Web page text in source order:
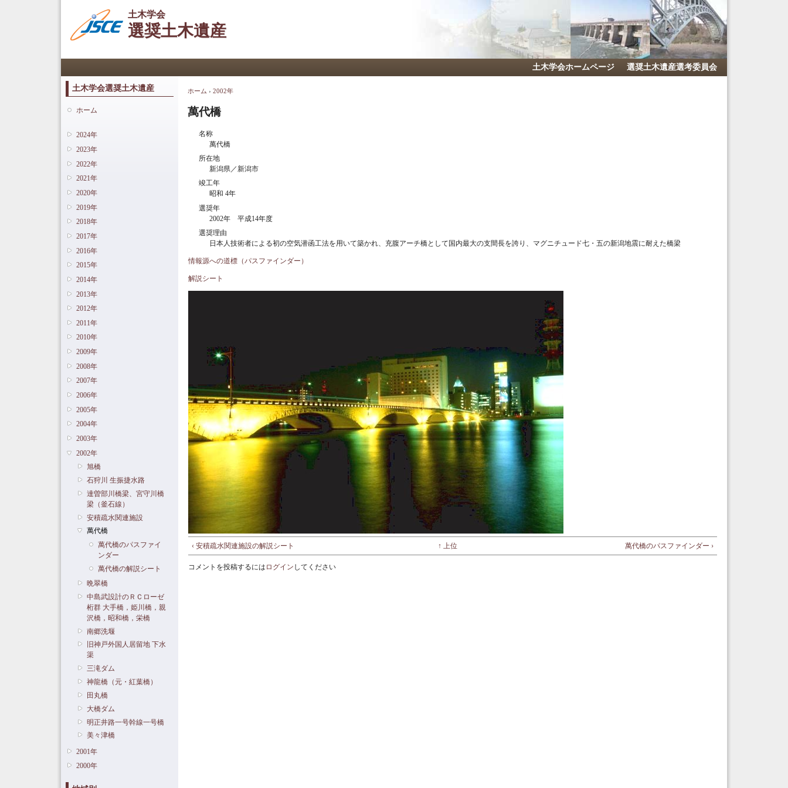
土木学会
選奨土木遺産
土木学会ホームページ 選奨土木遺産選考委員会
土木学会選奨土木遺産
ホーム
2024年
2023年
2022年
2021年
2020年
2019年
2018年
2017年
2016年
2015年
2014年
2013年
2012年
2011年
2010年
2009年
2008年
2007年
2006年
2005年
2004年
2003年
2002年
旭橋
石狩川 生振捷水路
達曽部川橋梁、宮守川橋
梁（釜石線）
安積疏水関連施設
萬代橋
萬代橋のパスファイ
ンダー
萬代橋の解説シート
晩翠橋
中島武設計のＲＣローゼ
桁群 大手橋，姫川橋，親
沢橋，昭和橋，栄橋
南郷洗堰
旧神戸外国人居留地 下水
渠
三滝ダム
神龍橋（元・紅葉橋）
田丸橋
大橋ダム
明正井路一号幹線一号橋
美々津橋
2001年
2000年
現在地
ホーム › 2002年
萬代橋
名称
萬代橋
所在地
新潟県／新潟市
竣工年
昭和 4年
選奨年
2002年 平成14年度
選奨理由
日本人技術者による初の空気潜函工法を用いて築かれ、充腹アーチ橋として国内最大の支間長を誇り、マグニチュード七・五の新潟地震に耐えた橋梁
情報源への道標（パスファインダー）
解説シート
‹ 安積疏水関連施設の解説シート ↑ 上位 萬代橋のパスファインダー ›
コメントを投稿するには ログイン してください